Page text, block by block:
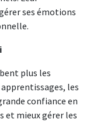
ses émotions
plus les
les
confiance en
et mieux gérer les